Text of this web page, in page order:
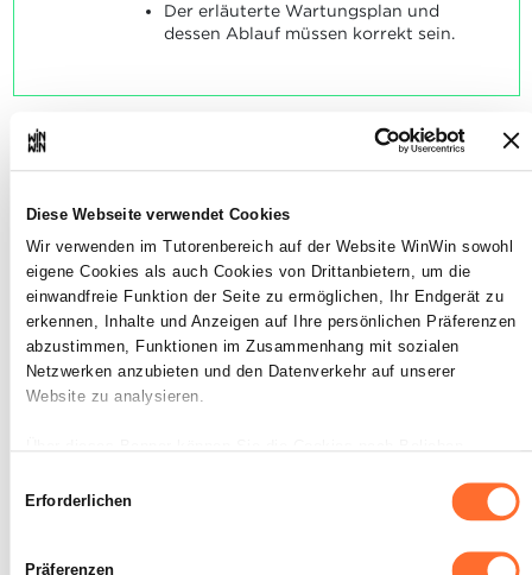
Diese Webseite verwendet Cookies
Wir verwenden im Tutorenbereich auf der Website WinWin sowohl
eigene Cookies als auch Cookies von Drittanbietern, um die
einwandfreie Funktion der Seite zu ermöglichen, Ihr Endgerät zu
erkennen, Inhalte und Anzeigen auf Ihre persönlichen Präferenzen
abzustimmen, Funktionen im Zusammenhang mit sozialen
Netzwerken anzubieten und den Datenverkehr auf unserer
Website zu analysieren.
sind Cookies, die für die Funktion der Website unbedingt
erforderlich sind. Eine Beschreibung der verschiedenen Cookies
Erforderlichen
Präferenzen
Der erläuterte Wartungsplan und
dessen Ablauf müssen korrekt sein.
3
zugeordnete Tätigkeit zu
beschreiben.
Maximale Punktzahl: 12